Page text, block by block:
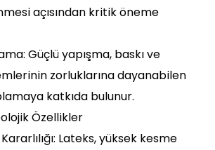
açısından kritik öneme
Güçlü yapışma, baskı ve
zorluklarına dayanabilen
katkıda bulunur.
Özellikler
Lateks, yüksek kesme